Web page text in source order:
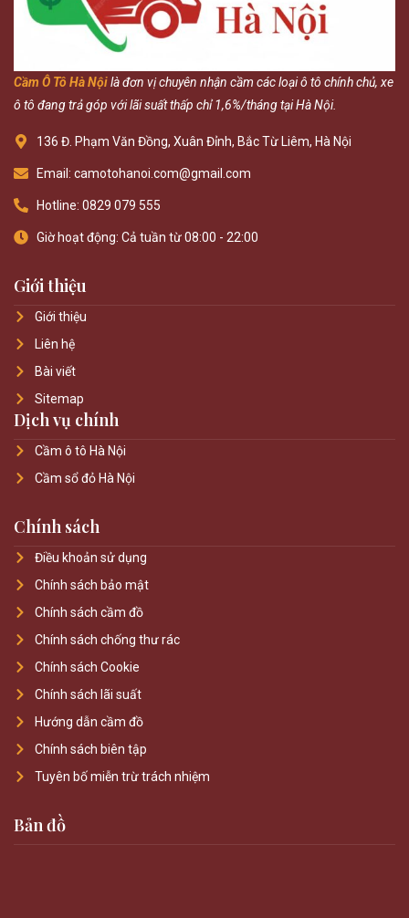
Cầm Ô Tô Hà Nộilà đơn vị chuyên nhận cầm các loại ô tô chính chủ, xe
ô tô đang trả góp với lãi suất thấp chỉ 1,6%/tháng tại Hà Nội.
136 Đ. Phạm Văn Đồng, Xuân Đỉnh, Bắc Từ Liêm, Hà Nội
Email: camotohanoi.com@gmail.com
Hotline: 0829 079 555
Giờ hoạt động: Cả tuần từ 08:00 - 22:00
Giới thiệu
Giới thiệu
Liên hệ
Bài viết
Sitemap
Dịch vụ chính
Cầm ô tô Hà Nội
Cầm sổ đỏ Hà Nội
Chính sách
Điều khoản sử dụng
Chính sách bảo mật
Chính sách cầm đồ
Chính sách chống thư rác
Chính sách Cookie
Chính sách lãi suất
Hướng dẫn cầm đồ
Chính sách biên tập
Tuyên bố miễn trừ trách nhiệm
Bản đồ